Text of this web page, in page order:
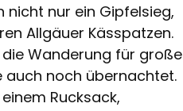
nicht nur ein Gipfelsieg,
Allgäuer Kässpatzen.
Wanderung für große
auch noch übernachtet.
Rucksack,